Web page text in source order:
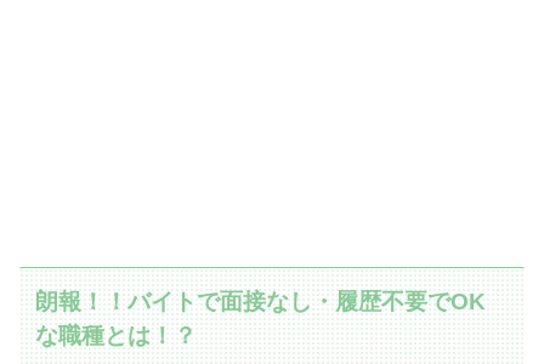
朗報！！バイトで面接なし・履歴不要でOK
な職種とは！？